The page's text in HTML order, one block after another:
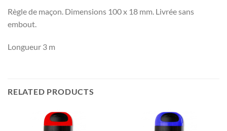
Règle de maçon. Dimensions 100 x 18 mm. Livrée sans
embout.
Longueur 3 m
RELATED PRODUCTS